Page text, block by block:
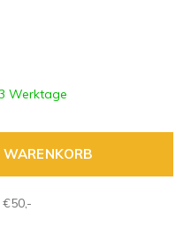
Werktage
WARENKORB